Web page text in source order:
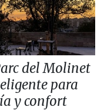
del Molinet
para
y confort